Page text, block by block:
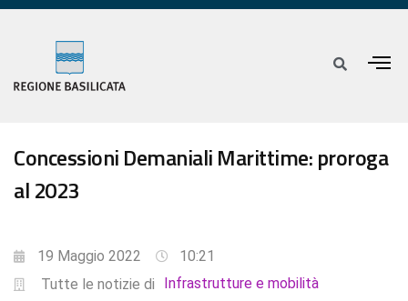
Concessioni Demaniali Marittime: proroga
al 2023
19 Maggio 2022
10:21
Tutte le notizie di
Infrastrutture e mobilità